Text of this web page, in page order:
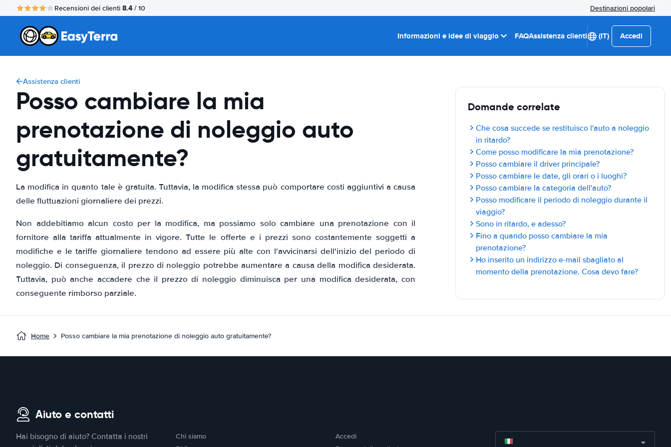
Recensioni dei clienti 8.4 / 10 Destinazioni popolari
Informazioni e idee di viaggio FAQAssistenza clienti (IT) Accedi
Assistenza clienti
Posso cambiare la mia
prenotazione di noleggio auto
gratuitamente?
La modifica in quanto tale è gratuita. Tuttavia, la modifica stessa può comportare costi aggiuntivi a causa
delle fluttuazioni giornaliere dei prezzi.
Non addebitiamo alcun costo per la modifica, ma possiamo solo cambiare una prenotazione con il
fornitore alla tariffa attualmente in vigore. Tutte le offerte e i prezzi sono costantemente soggetti a
modifiche e le tariffe giornaliere tendono ad essere più alte con l'avvicinarsi dell'inizio del periodo di
noleggio. Di conseguenza, il prezzo di noleggio potrebbe aumentare a causa della modifica desiderata.
Tuttavia, può anche accadere che il prezzo di noleggio diminuisca per una modifica desiderata, con
conseguente rimborso parziale.
Domande correlate
Che cosa succede se restituisco l'auto a noleggio
in ritardo?
Come posso modificare la mia prenotazione?
Posso cambiare il driver principale?
Posso cambiare le date, gli orari o i luoghi?
Posso cambiare la categoria dell'auto?
Posso modificare il periodo di noleggio durante il
viaggio?
Sono in ritardo, e adesso?
Fino a quando posso cambiare la mia
prenotazione?
Ho inserito un indirizzo e-mail sbagliato al
momento della prenotazione. Cosa devo fare?
Home Posso cambiare la mia prenotazione di noleggio auto gratuitamente?
Aiuto e contatti
Hai bisogno di aiuto? Contatta i nostri
Chi siamo
Accedi